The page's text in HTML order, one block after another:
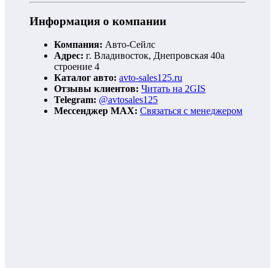
Информация о компании
Компания: Авто-Сейлс
Адрес: г. Владивосток, Днепровская 40а
строение 4
Каталог авто: avto-sales125.ru
Отзывы клиентов: Читать на 2GIS
Telegram: @avtosales125
Мессенджер MAX: Связаться с менеджером